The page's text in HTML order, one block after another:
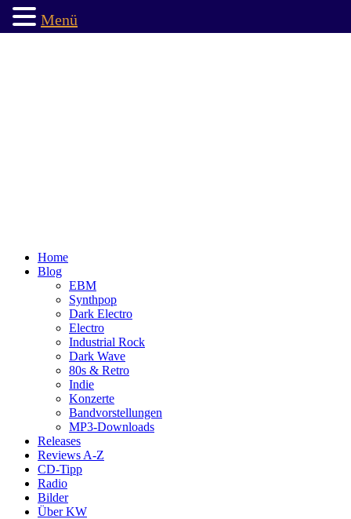
Home
Blog
EBM
Synthpop
Dark Electro
Electro
Industrial Rock
Dark Wave
80s & Retro
Indie
Konzerte
Bandvorstellungen
MP3-Downloads
Releases
Reviews A-Z
CD-Tipp
Radio
Bilder
Über KW
Menü